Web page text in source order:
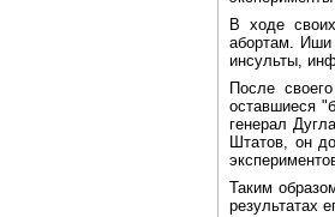
В ходе
абортам. Иши
инсульты,
После
оставшиеся
генерал
Штатов, он
Таким
результатах